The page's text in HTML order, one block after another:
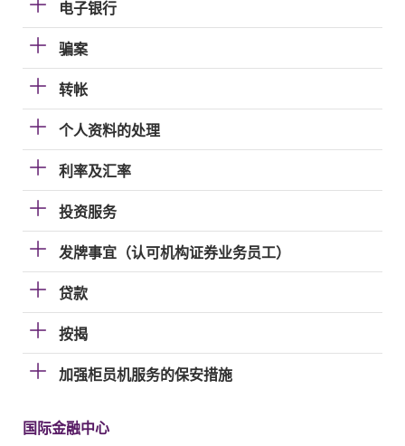
电子银行
骗案
转帐
个人资料的处理
利率及汇率
投资服务
发牌事宜（认可机构证券业务员工）
贷款
按揭
加强柜员机服务的保安措施
国际金融中心